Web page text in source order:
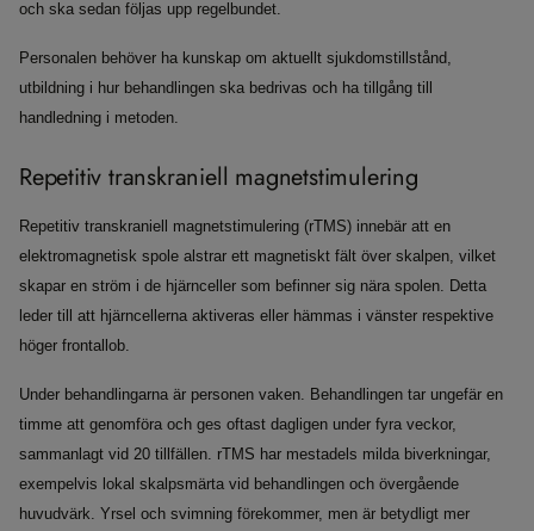
och ska sedan följas upp regelbundet.
Personalen behöver ha kunskap om aktuellt sjukdomstillstånd,
utbildning i hur behandlingen ska bedrivas och ha tillgång till
handledning i metoden.
Repetitiv transkraniell magnetstimulering
Repetitiv transkraniell magnetstimulering (rTMS) innebär att en
elektromagnetisk spole alstrar ett magnetiskt fält över skalpen, vilket
skapar en ström i de hjärnceller som befinner sig nära spolen. Detta
leder till att hjärncellerna aktiveras eller hämmas i vänster respektive
höger frontallob.
Under behandlingarna är personen vaken. Behandlingen tar ungefär en
timme att genomföra och ges oftast dagligen under fyra veckor,
sammanlagt vid 20 tillfällen. rTMS har mestadels milda biverkningar,
exempelvis lokal skalpsmärta vid behandlingen och övergående
huvudvärk. Yrsel och svimning förekommer, men är betydligt mer